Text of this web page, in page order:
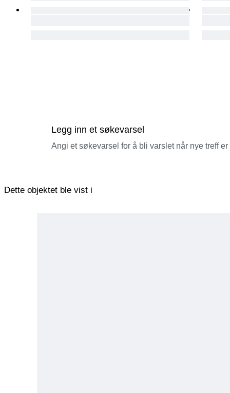
Legg inn et søkevarsel
Angi et søkevarsel for å bli varslet når nye treff
Dette objektet ble vist i